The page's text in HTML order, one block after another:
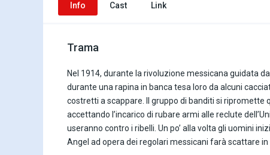
Info Cast Link
Trama
Nel 1914, durante la rivoluzione messicana guidata
durante una rapina in banca tesa loro da alcuni
costretti a scappare. Il gruppo di banditi si
accettando l’incarico di rubare armi alle reclute
useranno contro i ribelli. Un po’ alla volta gli uomini
Angel ad opera dei regolari messicani farà scattare in